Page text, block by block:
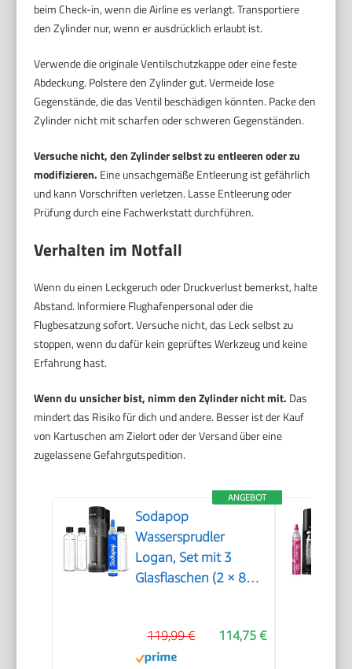
beim Check-in, wenn die Airline es verlangt. Transportiere
den Zylinder nur, wenn er ausdrücklich erlaubt ist.
Verwende die originale Ventilschutzkappe oder eine feste
Abdeckung. Polstere den Zylinder gut. Vermeide lose
Gegenstände, die das Ventil beschädigen könnten. Packe den
Zylinder nicht mit scharfen oder schweren Gegenständen.
Versuche nicht, den Zylinder selbst zu entleeren oder zu
modifizieren. Eine unsachgemäße Entleerung ist gefährlich
und kann Vorschriften verletzen. Lasse Entleerung oder
Prüfung durch eine Fachwerkstatt durchführen.
Verhalten im Notfall
Wenn du einen Leckgeruch oder Druckverlust bemerkst, halte
Abstand. Informiere Flughafenpersonal oder die
Flugbesatzung sofort. Versuche nicht, das Leck selbst zu
stoppen, wenn du dafür kein geprüftes Werkzeug und keine
Erfahrung hast.
Wenn du unsicher bist, nimm den Zylinder nicht mit. Das
mindert das Risiko für dich und andere. Besser ist der Kauf
von Kartuschen am Zielort oder der Versand über eine
zugelassene Gefahrgutspedition.
ANGEBOT
Sodapop
Wassersprudler
Logan, Set mit 3
Glasflaschen (2 × 850
Matt Schwarz, Höhe
42,6 cm
114,75 €
119,99 €